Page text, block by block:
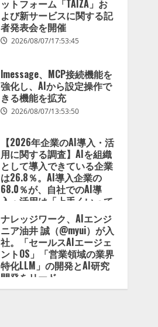
lmessage、MCP接続機能を
強化し、AIから設定操作で
きる機能を拡充
【2026年企業のAI導入・活
用に関する調査】AIを組織
として導入できている企業
は26.8％。AI導入企業の
入・活用は「上手くいって
いる」と回答
2026/08/07/13:53:50
ナレッジワーク、AIエンジ
ニア油井 誠（@myui）が入
社。「セールスAIエージェ
ントOS」「営業領域の業界
開発をリード
2026/08/07/10:54:31
【ドローン
AI】ドローン
操縦をAIがアドバイス「AI
コーチ」をリリース